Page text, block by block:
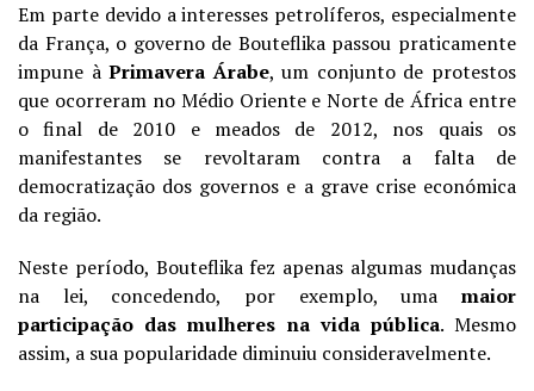
Em parte devido a interesses petrolíferos, especialmente
da França, o governo de Bouteflika passou praticamente
impune àPrimavera Árabe, um conjunto de protestos
que ocorreram no Médio Oriente e Norte de África entre
o final de 2010 e meados de 2012, nos quais os
manifestantes se revoltaram contra a falta de
democratização dos governos e a grave crise económica
da região.
Neste período, Bouteflika fez apenas algumas mudanças
na lei, concedendo, por exemplo, uma maior
participação das mulheres na vida pública. Mesmo
assim, a sua popularidade diminuiu consideravelmente.